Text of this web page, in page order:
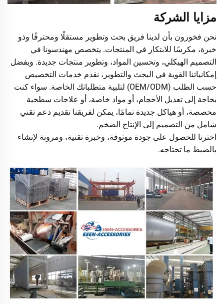
مزايا الشركة
نحن فخورون بأن لدينا فريق بحث وتطوير مستقلًا ومحترفًا وذو
خبرة، مكرسًا للابتكار في المنتجات. يتخصص مهندسونا في
التصميم الهيكلي، وتحسين المواد، وتطوير منتجات جديدة. وبفضل
إمكانياتنا القوية في البحث والتطوير، نقدم خدمات التخصيص
حسب الطلب (OEM/ODM) لتلبية متطلباتك الخاصة. سواء كنت
بحاجة إلى تعديل الأحجام، أو مواد خاصة، أو علاجات سطحية
مخصصة، أو هياكل جديدة تمامًا، يمكن لفريقنا تقديم دعم تقني
شامل من التصميم إلى الإنتاج الضخم.
اخترنا للحصول على جودة موثوقة، وخبرة تقنية، ومرونة لإنشاء
بالضبط ما تحتاجه.